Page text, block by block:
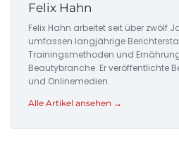
Felix Hahn
Felix Hahn arbeitet seit über zwölf
umfassen langjährige
Trainingsmethoden und
Beautybranche. Er veröffentlichte
und Onlinemedien.
Alle Artikel ansehen →